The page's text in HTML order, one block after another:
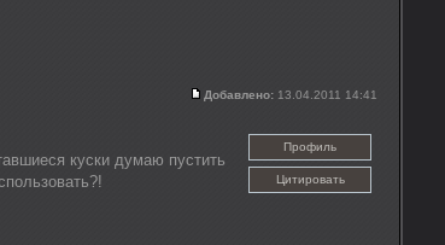
Добавлено: 13.04.2011 14:41
куски думаю пустить
Профиль
Цитировать